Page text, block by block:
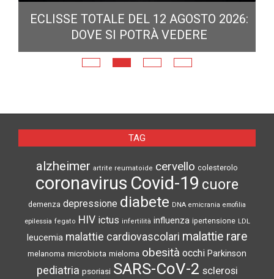
ECLISSE TOTALE DEL 12 AGOSTO 2026:
DOVE SI POTRÀ VEDERE
TAG
alzheimer artrite reumatoide cervello colesterolo
coronavirus Covid-19 cuore
demenza depressione diabete DNA emicrania emofilia
epilessia fegato HIV ictus infertilità influenza ipertensione LDL
leucemia malattie cardiovascolari malattie rare
melanoma microbiota mieloma obesità occhi Parkinson
pediatria psoriasi SARS-CoV-2 sclerosi